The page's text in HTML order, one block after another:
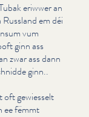
eriwwer an
em déi
vum
ginn ass
zwar ass dann
ginn..
oft gewiesselt
ee fëmmt